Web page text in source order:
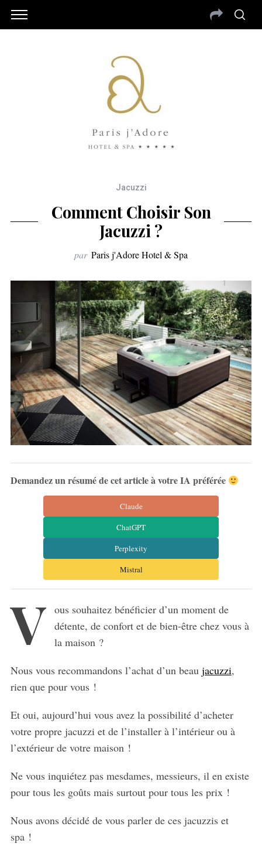
Jacuzzi
Comment Choisir Son
Jacuzzi ?
par Paris j'Adore Hotel & Spa
Demandez un résumé de cet article à votre IA préférée
Claude
ChatGPT
Perplexity
Mistral
V
ous souhaitez bénéficier d’un moment de
détente, de confort et de bien-être chez vous à
la maison ?
Nous vous recommandons l’achat d’un beau jacuzzi,
rien que pour vous !
Et oui, aujourd’hui vous avez la possibilité d’acheter
votre propre jacuzzi et de l’installer à l’intérieur ou à
l’extérieur de votre maison !
Ne vous inquiétez pas mesdames, messieurs, il en existe
pour tous les goûts mais surtout pour tous les prix !
Nous avons décidé de vous parler de ces jacuzzis et
spa !